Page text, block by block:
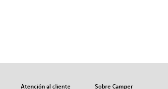
Atención al cliente
Sobre Camper